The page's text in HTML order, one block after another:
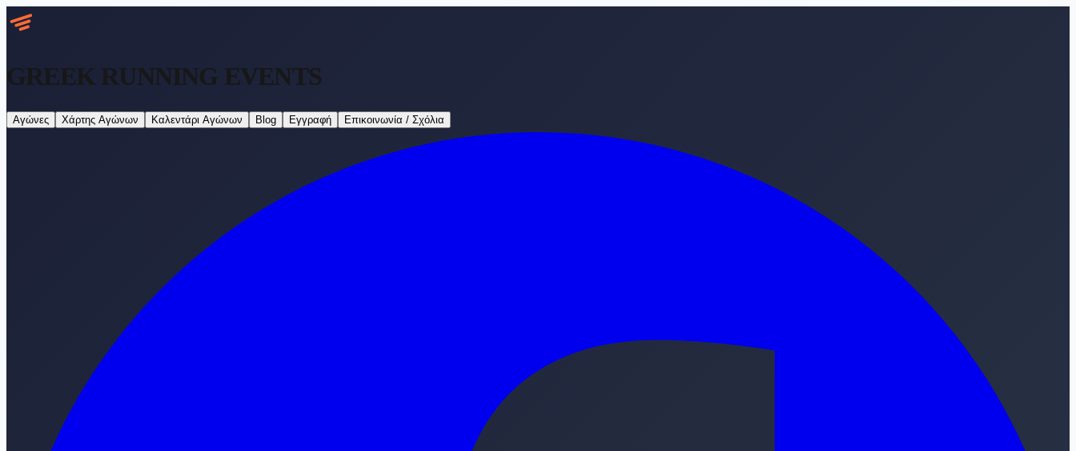
GREEK RUNNING EVENTS
Αγώνες Χάρτης Αγώνων Καλεντάρι Αγώνων Blog Εγγραφή Επικοινωνία / Σχόλια